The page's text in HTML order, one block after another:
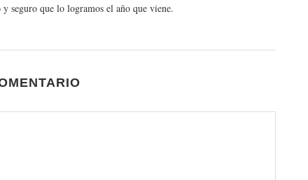
seguro que lo logramos el año que viene.